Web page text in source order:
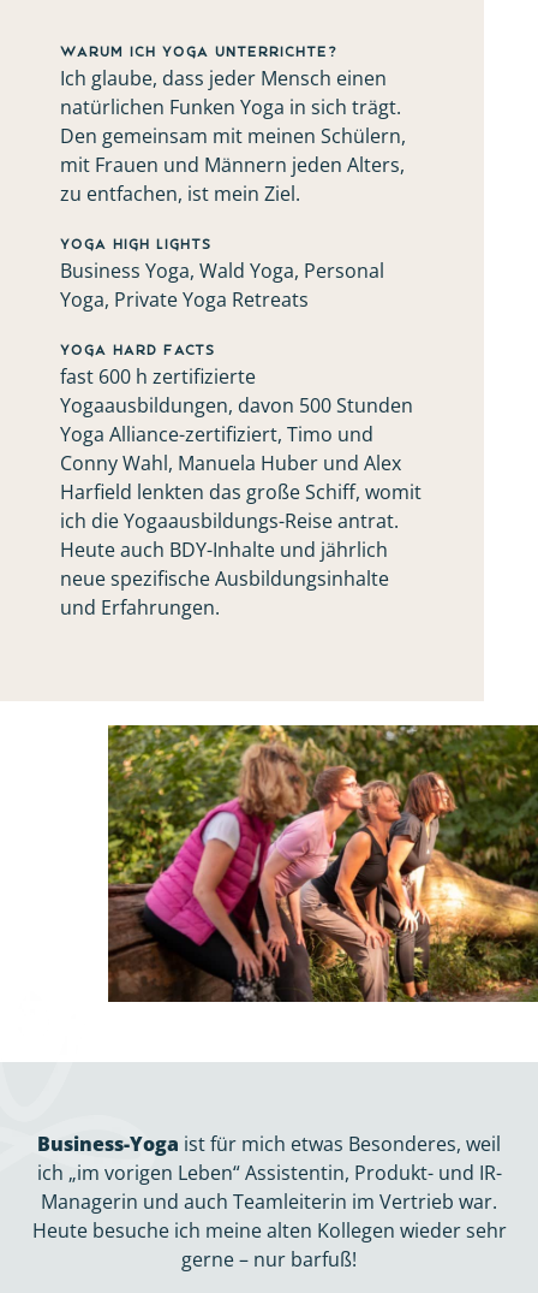
Warum ich Yoga unterrichte?
Ich glaube, dass jeder Mensch einen
natürlichen Funken Yoga in sich trägt.
Den gemeinsam mit meinen Schülern,
mit Frauen und Männern jeden Alters,
zu entfachen, ist mein Ziel.
Yoga High Lights
Business Yoga, Wald Yoga, Personal
Yoga, Private Yoga Retreats
Yoga Hard Facts
fast 600 h zertifizierte
Yogaausbildungen, davon 500 Stunden
Yoga Alliance-zertifiziert, Timo und
Conny Wahl, Manuela Huber und Alex
Harfield lenkten das große Schiff, womit
ich die Yogaausbildungs-Reise antrat.
Heute auch BDY-Inhalte und jährlich
neue spezifische Ausbildungsinhalte
und Erfahrungen.
Business-Yoga ist für mich etwas Besonderes, weil
ich „im vorigen Leben“ Assistentin, Produkt- und IR-
Managerin und auch Teamleiterin im Vertrieb war.
Heute besuche ich meine alten Kollegen wieder sehr
gerne – nur barfuß!